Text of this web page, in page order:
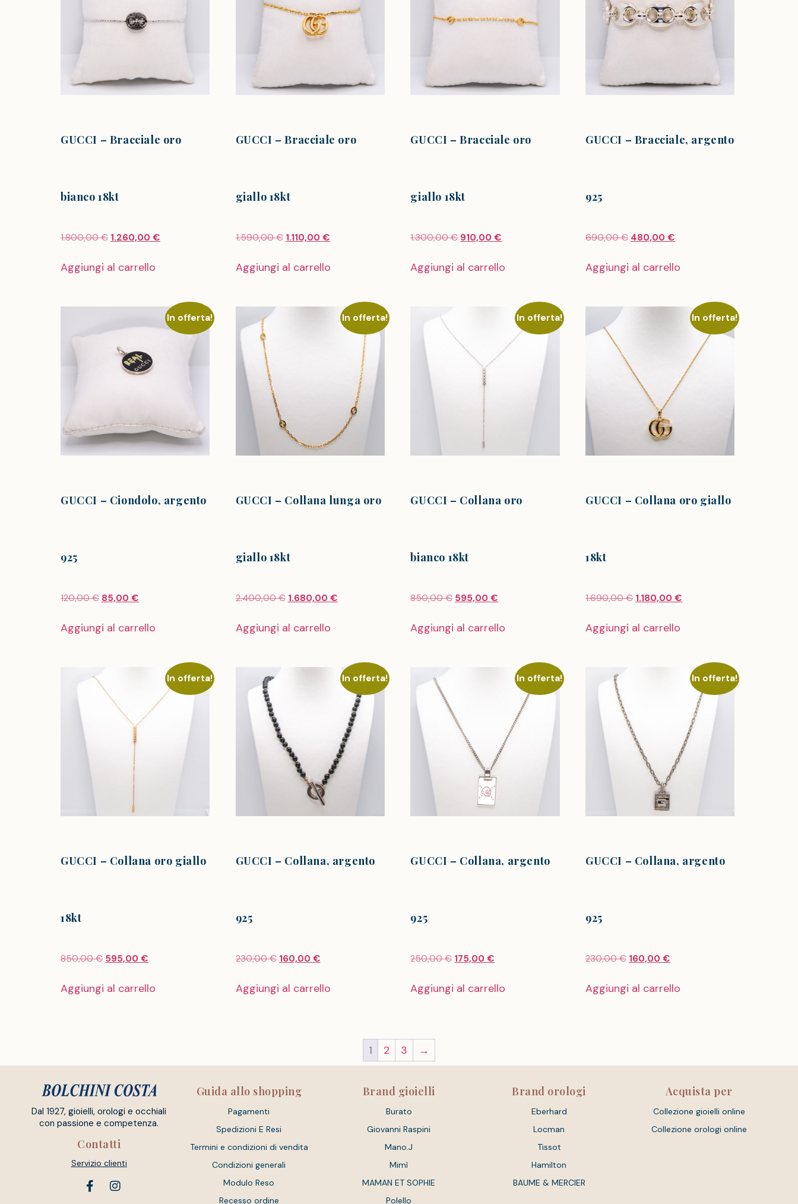
GUCCI – Bracciale oro
bianco 18kt
1.800,00€ 1.260,00 €
Aggiungi al carrello
GUCCI – Bracciale oro
giallo 18kt
1.590,00€ 1.110,00 €
Aggiungi al carrello
GUCCI – Bracciale oro
giallo 18kt
1.300,00€ 910,00€
Aggiungi al carrello
GUCCI – Bracciale, argento
925
690,00€ 480,00€
Aggiungi al carrello
In offerta!
GUCCI – Ciondolo, argento
925
120,00€ 85,00 €
Aggiungi al carrello
In offerta!
GUCCI – Collana lunga oro
giallo 18kt
2.400,00€ 1.680,00 €
Aggiungi al carrello
In offerta!
GUCCI – Collana oro
bianco 18kt
850,00€ 595,00€
Aggiungi al carrello
In offerta!
GUCCI – Collana oro giallo
18kt
1.690,00€ 1.180,00€
Aggiungi al carrello
In offerta!
GUCCI – Collana oro giallo
18kt
850,00€ 595,00 €
Aggiungi al carrello
In offerta!
GUCCI – Collana, argento
925
230,00€ 160,00 €
Aggiungi al carrello
In offerta!
GUCCI – Collana, argento
925
250,00€ 175,00€
Aggiungi al carrello
In offerta!
GUCCI – Collana, argento
925
230,00€ 160,00€
Aggiungi al carrello
1 2 3 →
Dal 1927, gioielli, orologi e occhiali
con passione e competenza.
Contatti
Servizio clienti
Guida allo shopping
Pagamenti
Spedizioni E Resi
Termini e condizioni di vendita
Condizioni generali
Modulo Reso
Recesso ordine
Brand gioielli
Burato
Giovanni Raspini
Mano.J
Mimì
MAMAN ET SOPHIE
Polello
Brand orologi
Eberhard
Locman
Tissot
Hamilton
BAUME & MERCIER
Acquista per
Collezione gioielli online
Collezione orologi online